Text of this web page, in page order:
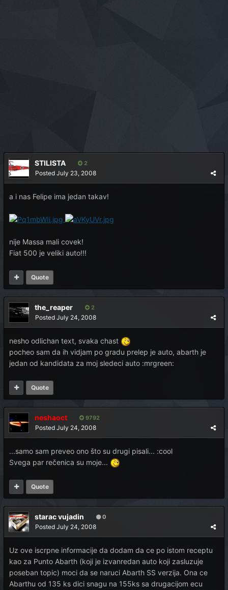
STILISTA 2
Posted July 23, 2008
a i nas Felipe ima jedan takav!
nije Massa mali covek!
Fiat 500 je veliki auto!!!
Quote
the_reaper 2
Posted July 24, 2008
nesho odlichan text, svaka chast
pocheo sam da ih vidjam po gradu prelep je auto, abarth je
jedan od kandidata za moj sledeci auto :mrgreen:
Quote
neshaoct 9792
Posted July 24, 2008
...samo sam preveo ono što su drugi pisali... :cool
Svega par rečenica su moje...
Quote
starac vujadin 0
Posted July 24, 2008
Uz ove iscrpne informacije da dodam da ce po istom receptu
kao za Punto Abarth (koji je izvanredan auto koji zasluzuje
poseban topic) moci da se naruci Abarth SS verzija. Ona ce
Abarthu od 135 ks dici snagu na 155ks sa drugacijom ecu